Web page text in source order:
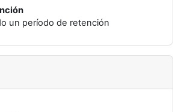
un período de retención